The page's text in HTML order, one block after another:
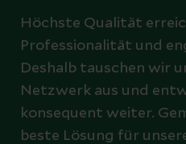
Höchste Qualität
Professionalität und
Deshalb tauschen wir
Netzwerk aus und
konsequent weiter.
beste Lösung für